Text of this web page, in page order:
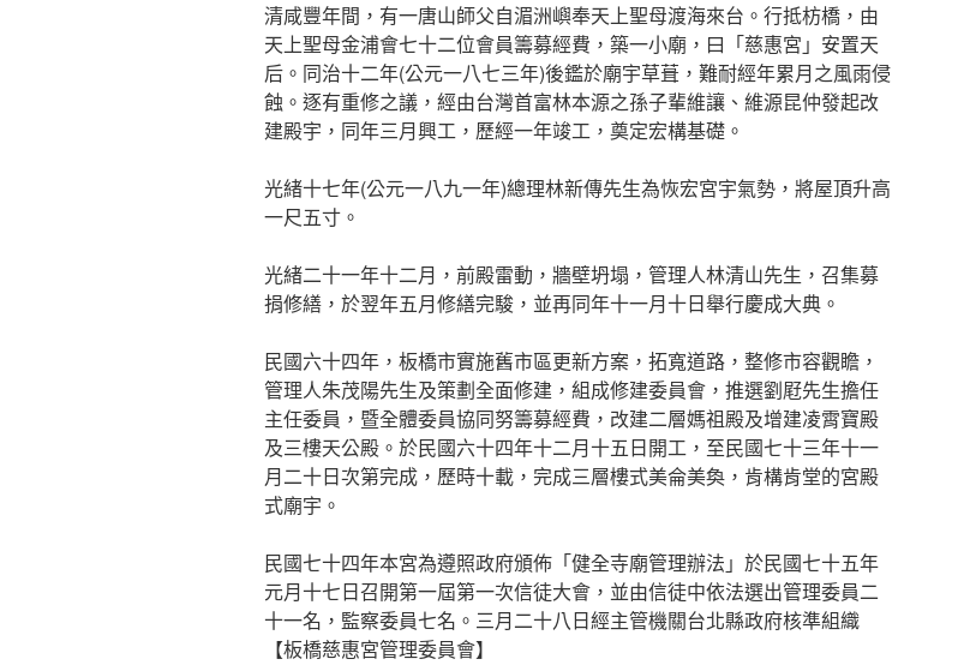
清咸豐年間，有一唐山師父自湄洲嶼奉天上聖母渡海來台。行抵枋橋，由
天上聖母金浦會七十二位會員籌募經費，築一小廟，曰「慈惠宮」安置天
后。同治十二年(公元一八七三年)後鑑於廟宇草葺，難耐經年累月之風雨侵
蝕。逐有重修之議，經由台灣首富林本源之孫子輩維讓、維源昆仲發起改
建殿宇，同年三月興工，歷經一年竣工，奠定宏構基礎。
光緒十七年(公元一八九一年)總理林新傳先生為恢宏宮宇氣勢，將屋頂升高
一尺五寸。
光緒二十一年十二月，前殿雷動，牆壁坍塌，管理人林清山先生，召集募
捐修繕，於翌年五月修繕完駿，並再同年十一月十日舉行慶成大典。
民國六十四年，板橋市實施舊市區更新方案，拓寬道路，整修市容觀瞻，
管理人朱茂陽先生及策劃全面修建，組成修建委員會，推選劉屘先生擔任
主任委員，暨全體委員協同努籌募經費，改建二層媽祖殿及增建凌霄寶殿
及三樓天公殿。於民國六十四年十二月十五日開工，至民國七十三年十一
月二十日次第完成，歷時十載，完成三層樓式美侖美奐，肯構肯堂的宮殿
式廟宇。
民國七十四年本宮為遵照政府頒佈「健全寺廟管理辦法」於民國七十五年
元月十七日召開第一屆第一次信徒大會，並由信徒中依法選出管理委員二
十一名，監察委員七名。三月二十八日經主管機關台北縣政府核準組織
【板橋慈惠宮管理委員會】